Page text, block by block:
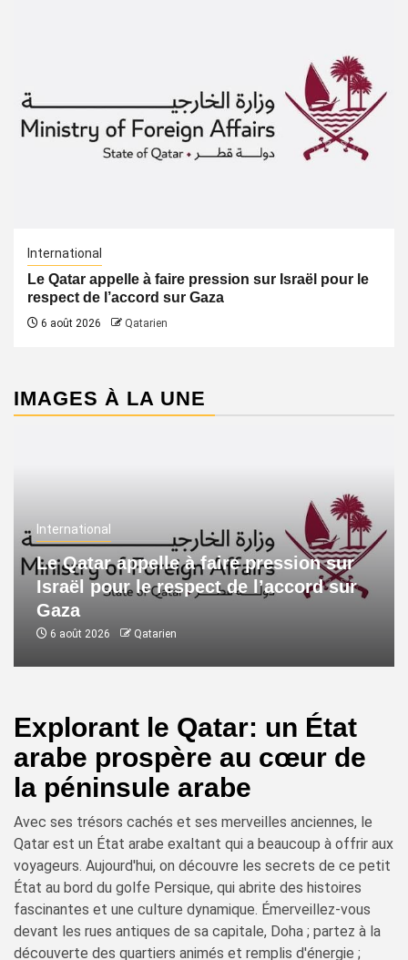
International
Le Qatar appelle à faire pression sur Israël pour le
respect de l’accord sur Gaza
6 août 2026 Qatarien
IMAGES À LA UNE
International
Le Qatar appelle à faire pression sur
Israël pour le respect de l’accord sur
Gaza
6 août 2026 Qatarien
Explorant le Qatar: un État
arabe prospère au cœur de
la péninsule arabe
Avec ses trésors cachés et ses merveilles anciennes, le
Qatar est un État arabe exaltant qui a beaucoup à offrir aux
voyageurs. Aujourd'hui, on découvre les secrets de ce petit
État au bord du golfe Persique, qui abrite des histoires
fascinantes et une culture dynamique. Émerveillez-vous
devant les rues antiques de sa capitale, Doha ; partez à la
découverte des quartiers animés et remplis d'énergie ;